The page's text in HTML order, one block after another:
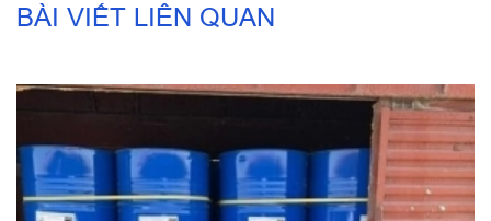
BÀI VIẾT LIÊN QUAN